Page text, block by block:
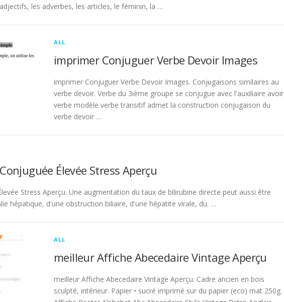
les adverbes, les articles, le féminin, la …
ALL
imprimer Conjuguer Verbe Devoir Images
imprimer Conjuguer Verbe Devoir Images. Conjugaisons similaires au
verbe devoir. Verbe du 3ième groupe se conjugue avec l'auxiliaire avoir
verbe modèle verbe transitif admet la construction conjugaison du
verbe devoir …
Élevée Stress Aperçu
Stress Aperçu. Une augmentation du taux de bilirubine directe peut aussi être
hépatique, d'une obstruction biliaire, d'une hépatite virale, du. …
ALL
meilleur Affiche Abecedaire Vintage Aperçu
meilleur Affiche Abecedaire Vintage Aperçu. Cadre ancien en bois
sculpté, intérieur. Papier • sucré imprimé sur du papier (eco) mat 250g.